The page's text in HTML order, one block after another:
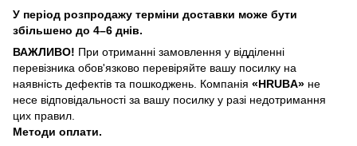
У період розпродажу терміни доставки може бути
збільшено до 4–6 днів.
ВАЖЛИВО! При отриманні замовлення у відділенні
перевізника обов'язково перевіряйте вашу посилку на
наявність дефектів та пошкоджень. Компанія «HRUBA» не
несе відповідальності за вашу посилку у разі недотримання
цих правил.
Методи оплати.